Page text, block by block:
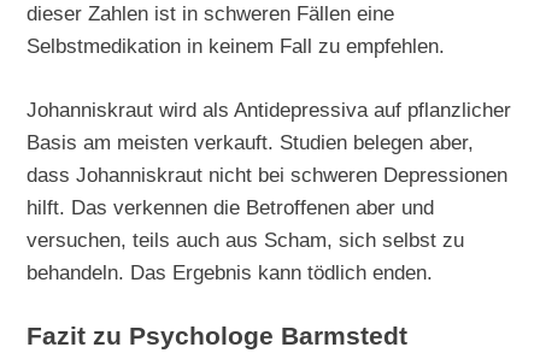
dieser Zahlen ist in schweren Fällen eine
Selbstmedikation in keinem Fall zu empfehlen.
Johanniskraut wird als Antidepressiva auf pflanzlicher
Basis am meisten verkauft. Studien belegen aber,
dass Johanniskraut nicht bei schweren Depressionen
hilft. Das verkennen die Betroffenen aber und
versuchen, teils auch aus Scham, sich selbst zu
behandeln. Das Ergebnis kann tödlich enden.
Fazit zu Psychologe Barmstedt